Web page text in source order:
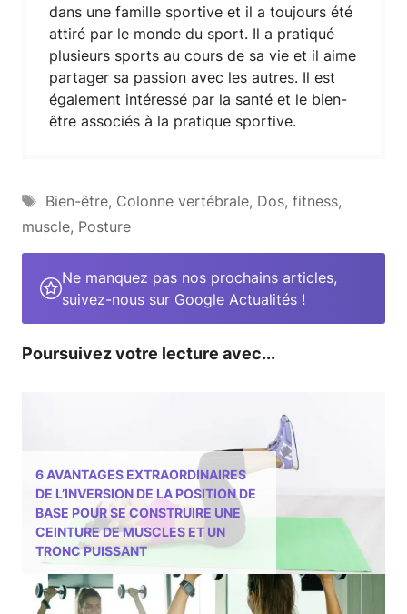
dans une famille sportive et il a toujours été
attiré par le monde du sport. Il a pratiqué
plusieurs sports au cours de sa vie et il aime
partager sa passion avec les autres. Il est
également intéressé par la santé et le bien-
être associés à la pratique sportive.
Étiquettes
Bien-être, Colonne vertébrale, Dos, fitness,
muscle, Posture
Ne manquez pas nos prochains articles,
suivez-nous sur Google Actualités !
6 AVANTAGES EXTRAORDINAIRES
DE L’INVERSION DE LA POSITION DE
BASE POUR SE CONSTRUIRE UNE
CEINTURE DE MUSCLES ET UN
TRONC PUISSANT
Poursuivez votre lecture avec...